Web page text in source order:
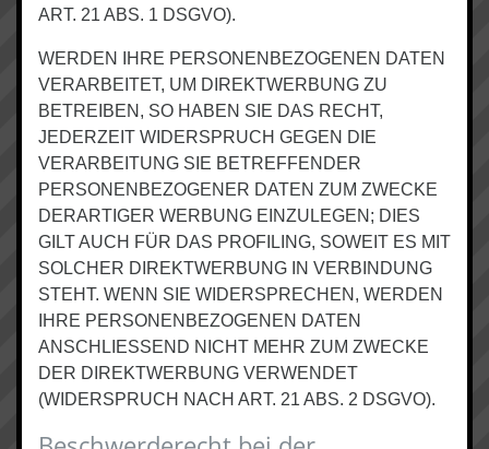
ART. 21 ABS. 1 DSGVO).
WERDEN IHRE PERSONENBEZOGENEN DATEN
VERARBEITET, UM DIREKTWERBUNG ZU
BETREIBEN, SO HABEN SIE DAS RECHT,
JEDERZEIT WIDERSPRUCH GEGEN DIE
VERARBEITUNG SIE BETREFFENDER
PERSONENBEZOGENER DATEN ZUM ZWECKE
DERARTIGER WERBUNG EINZULEGEN; DIES
GILT AUCH FÜR DAS PROFILING, SOWEIT ES MIT
SOLCHER DIREKTWERBUNG IN VERBINDUNG
STEHT. WENN SIE WIDERSPRECHEN, WERDEN
IHRE PERSONENBEZOGENEN DATEN
ANSCHLIESSEND NICHT MEHR ZUM ZWECKE
DER DIREKTWERBUNG VERWENDET
(WIDERSPRUCH NACH ART. 21 ABS. 2 DSGVO).